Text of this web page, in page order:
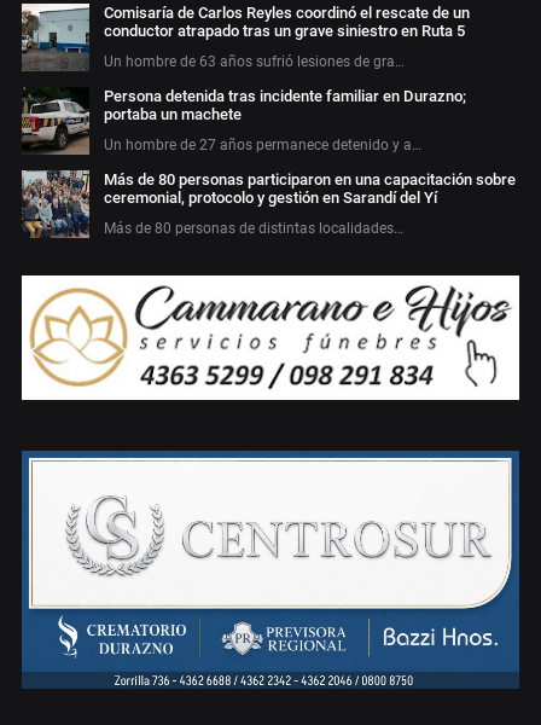
Comisaría de Carlos Reyles coordinó el rescate de un
conductor atrapado tras un grave siniestro en Ruta 5
Un hombre de 63 años sufrió lesiones de gra…
Persona detenida tras incidente familiar en Durazno;
portaba un machete
Un hombre de 27 años permanece detenido y a…
Más de 80 personas participaron en una capacitación sobre
ceremonial, protocolo y gestión en Sarandí del Yí
Más de 80 personas de distintas localidades…